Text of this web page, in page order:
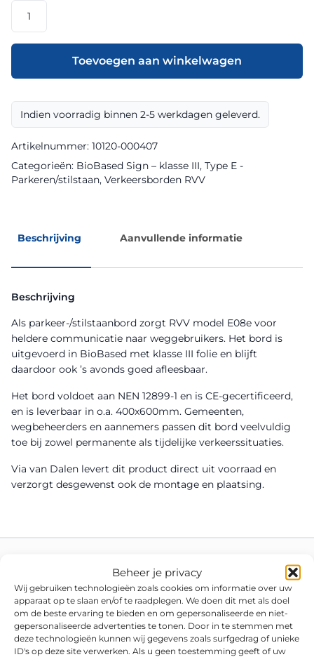
Beheer je privacy
Wij gebruiken technologieën zoals cookies om informatie over uw
apparaat op te slaan en/of te raadplegen. We doen dit met als doel
om de beste ervaring te bieden en om gepersonaliseerde en niet-
gepersonaliseerde advertenties te tonen. Door in te stemmen met
deze technologieën kunnen wij gegevens zoals surfgedrag of unieke
ID's op deze site verwerken. Als u geen toestemming geeft of uw
model
E08e
III
Sign
aantal
Toevoegen aan winkelwagen
Indien voorradig binnen 2-5 werkdagen geleverd.
Artikelnummer: 10120-000407
Categorieën: BioBased Sign – klasse III, Type E -
Parkeren/stilstaan, Verkeersborden RVV
Beschrijving Aanvullende informatie
Beschrijving
Als parkeer-/stilstaanbord zorgt RVV model E08e voor
heldere communicatie naar weggebruikers. Het bord is
uitgevoerd in BioBased met klasse III folie en blijft
daardoor ook ’s avonds goed afleesbaar.
Het bord voldoet aan NEN 12899-1 en is CE-gecertificeerd,
en is leverbaar in o.a. 400x600mm. Gemeenten,
wegbeheerders en aannemers passen dit bord veelvuldig
toe bij zowel permanente als tijdelijke verkeerssituaties.
Via van Dalen levert dit product direct uit voorraad en
verzorgt desgewenst ook de montage en plaatsing.